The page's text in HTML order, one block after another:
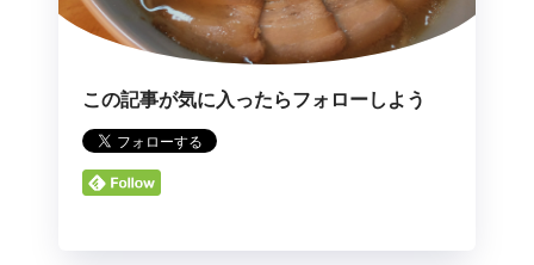
この記事が気に入ったらフォローしよう